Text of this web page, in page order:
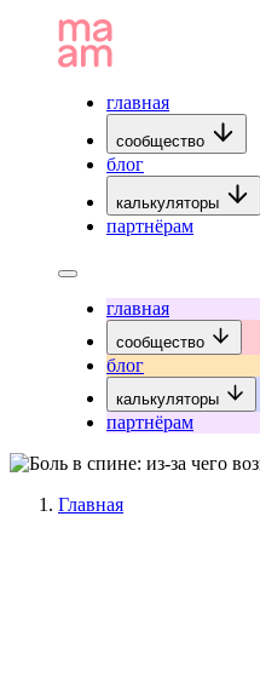
главная
сообщество
блог
калькуляторы
партнёрам
главная
сообщество
блог
калькуляторы
партнёрам
Главная